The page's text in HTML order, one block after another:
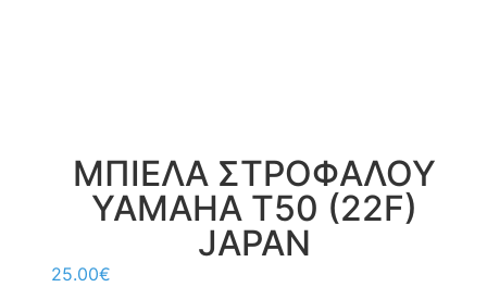
ΜΠΙΕΛΑ ΣΤΡΟΦΑΛΟΥ
YAMAHA T50 (22F)
JAPAN
25.00€